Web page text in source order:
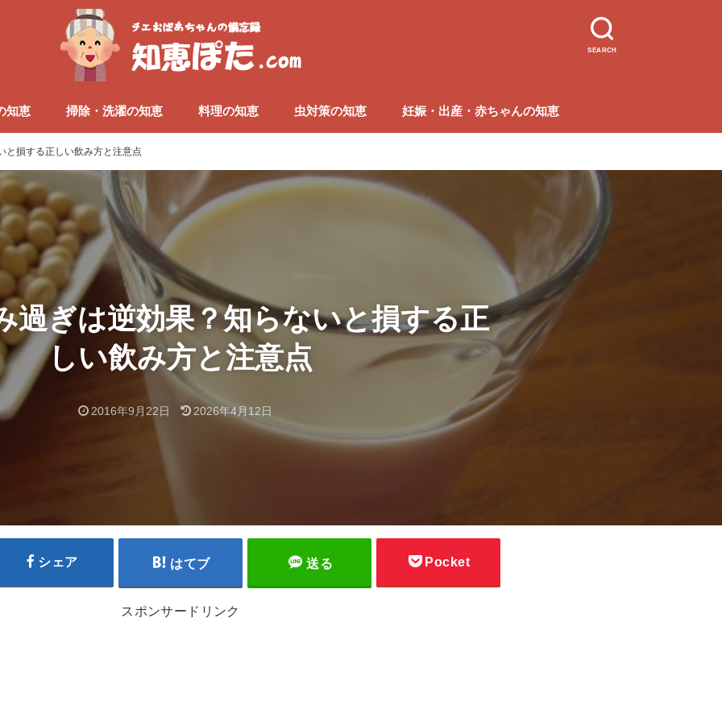
SEARCH
知恵 掃除・洗濯の知恵 料理の知恵 虫対策の知恵 妊娠・出産・赤ちゃんの知恵
と損する正しい飲み方と注意点
過ぎは逆効果？知らないと損する正
しい飲み方と注意点
2016年9月22日 2026年4月12日
シェア はてブ 送る Pocket
スポンサードリンク